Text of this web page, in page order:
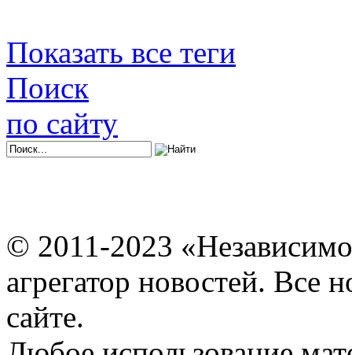
Показать все теги
Поиск
по сайту
© 2011-2023
агрегатор новостей. Все
сайте.